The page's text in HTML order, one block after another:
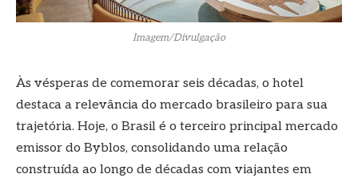
Imagem/Divulgação
Às vésperas de comemorar seis décadas, o hotel
destaca a relevância do mercado brasileiro para sua
trajetória. Hoje, o Brasil é o terceiro principal mercado
emissor do Byblos, consolidando uma relação
construída ao longo de décadas com viajantes em